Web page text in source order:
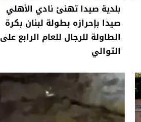
بلدية صيدا تهنئ نادي الأهلي
صيدا بإحرازه بطولة لبنان بكرة
الطاولة للرجال للعام الرابع على
التوالي